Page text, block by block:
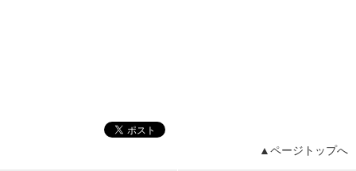
▲ページトップへ